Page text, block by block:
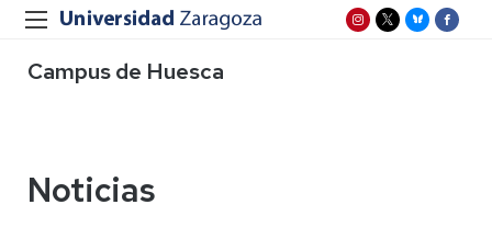
Campus de Huesca
Noticias